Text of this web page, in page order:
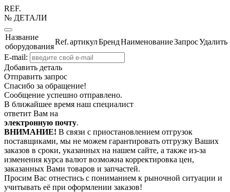
REF.
№ ДЕТАЛИ
Название
оборудования
Ref.артикулБрендНаименованиеЗапросУдалить
E-mail:
Добавить деталь
Отправить запрос
Спасибо за обращение!
Сообщение успешно отправлено.
В ближайшее время наш специалист
ответит Вам на
электронную почту.
ВНИМАНИЕ! В связи с приостановлением отгрузок
поставщиками, мы не можем гарантировать отгрузку Ваших
заказов в сроки, указанных на нашем сайте, а также из-за
изменения курса валют возможна корректировка цен,
заказанных Вами товаров и запчастей.
Просим Вас отнестись с пониманием к рыночной ситуации и
учитывать её при оформлении заказов!